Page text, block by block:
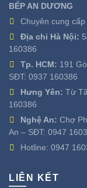
BẾP AN DƯƠNG
Chuyên cung cấp
Địa chỉ Hà Nội:
160386
Tp. HCM: 191
SĐT: 0937 160386
Hưng Yên: Từ
160386
Nghệ An: Chợ
An – SĐT: 0947
Hotline: 0947
LIÊN KẾT